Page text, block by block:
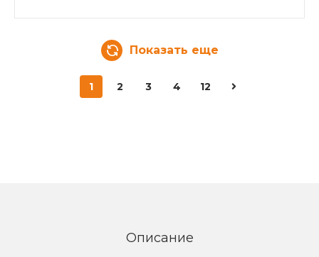
Показать еще
1 2 3 4 12
Описание